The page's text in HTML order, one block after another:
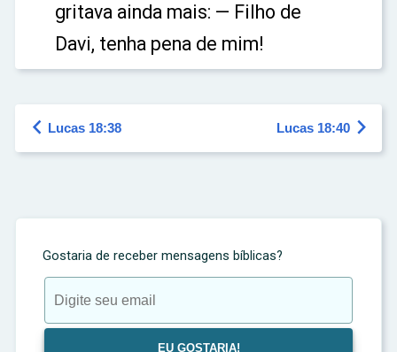
gritava ainda mais: — Filho de
Davi, tenha pena de mim!
 Lucas 18:38 Lucas 18:40 
Gostaria de receber mensagens bíblicas?